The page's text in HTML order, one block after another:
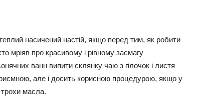
насичений настій, якщо перед тим, як робити
мріяв про красивому і рівному засмагу
ванн випити склянку чаю з гілочок і листя
але і досить корисною процедурою, якщо у
трохи масла.